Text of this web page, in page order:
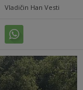
Vladičin Han Vesti